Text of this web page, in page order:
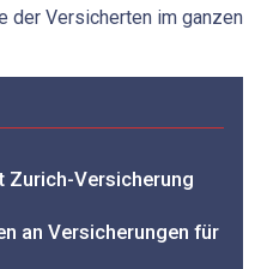
der Versicherten im ganzen
Zurich-Versicherung
an Versicherungen für